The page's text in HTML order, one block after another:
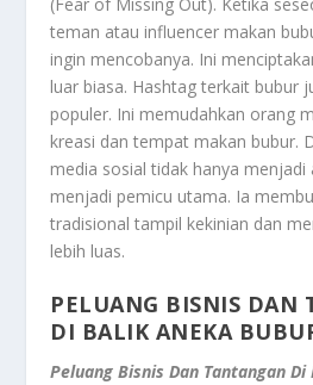
teman atau influencer makan
ingin mencobanya. Ini
luar biasa. Hashtag terkait bubur
populer. Ini memudahkan orang
kreasi dan tempat makan bubur.
media sosial tidak hanya menjadi
menjadi pemicu utama. Ia
tradisional tampil kekinian dan
lebih luas.
PELUANG BISNIS DAN
DI BALIK ANEKA
Peluang Bisnis Dan Tantangan